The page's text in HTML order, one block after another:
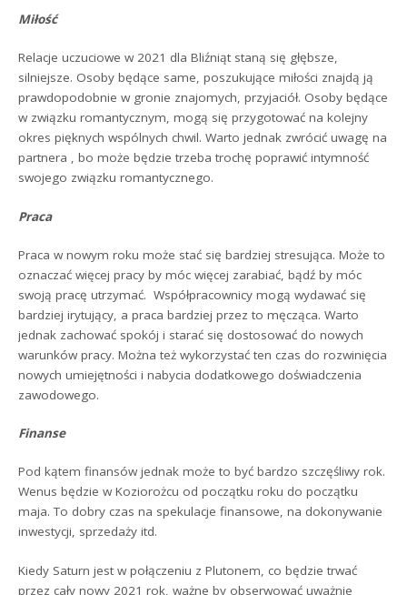
Miłość
Relacje uczuciowe w 2021 dla Bliźniąt staną się głębsze,
silniejsze. Osoby będące same, poszukujące miłości znajdą ją
prawdopodobnie w gronie znajomych, przyjaciół. Osoby będące
w związku romantycznym, mogą się przygotować na kolejny
okres pięknych wspólnych chwil. Warto jednak zwrócić uwagę na
partnera , bo może będzie trzeba trochę poprawić intymność
swojego związku romantycznego.
Praca
Praca w nowym roku może stać się bardziej stresująca. Może to
oznaczać więcej pracy by móc więcej zarabiać, bądź by móc
swoją pracę utrzymać. Współpracownicy mogą wydawać się
bardziej irytujący, a praca bardziej przez to męcząca. Warto
jednak zachować spokój i starać się dostosować do nowych
warunków pracy. Można też wykorzystać ten czas do rozwinięcia
nowych umiejętności i nabycia dodatkowego doświadczenia
zawodowego.
Finanse
Pod kątem finansów jednak może to być bardzo szczęśliwy rok.
Wenus będzie w Koziorożcu od początku roku do początku
maja. To dobry czas na spekulacje finansowe, na dokonywanie
inwestycji, sprzedaży itd.
Kiedy Saturn jest w połączeniu z Plutonem, co będzie trwać
przez cały nowy 2021 rok, ważne by obserwować uważnie